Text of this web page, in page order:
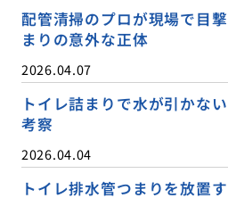
配管清掃のプロが現場で目
まりの意外な正体
2026.04.07
トイレ詰まりで水が引かな
考察
2026.04.04
トイレ排水管つまりを放置